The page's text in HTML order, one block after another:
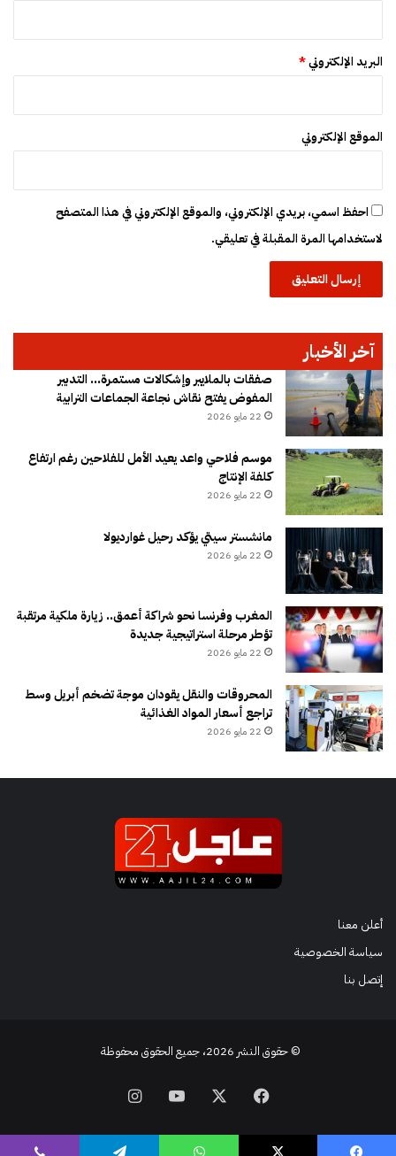
البريد الإلكتروني*
الموقع الإلكتروني
احفظ اسمي، بريدي الإلكتروني، والموقع الإلكتروني في هذا المتصفح
لاستخدامها المرة المقبلة في تعليقي.
آخر الأخبار
صفقات بالملايير وإشكالات مستمرة… التدبير
المفوض يفتح نقاش نجاعة الجماعات الترابية
22 مايو 2026
موسم فلاحي واعد يعيد الأمل للفلاحين رغم ارتفاع
كلفة الإنتاج
22 مايو 2026
مانشستر سيتي يؤكد رحيل غوارديولا
22 مايو 2026
المغرب وفرنسا نحو شراكة أعمق.. زيارة ملكية مرتقبة
تؤطر مرحلة استراتيجية جديدة
22 مايو 2026
المحروقات والنقل يقودان موجة تضخم أبريل وسط
تراجع أسعار المواد الغذائية
22 مايو 2026
أعلن معنا
سياسة الخصوصية
إتصل بنا
© حقوق النشر 2026، جميع الحقوق محفوظة
فيسبوك ‫YouTube